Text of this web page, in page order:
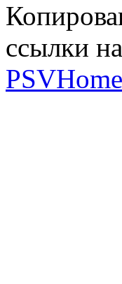
ссылки